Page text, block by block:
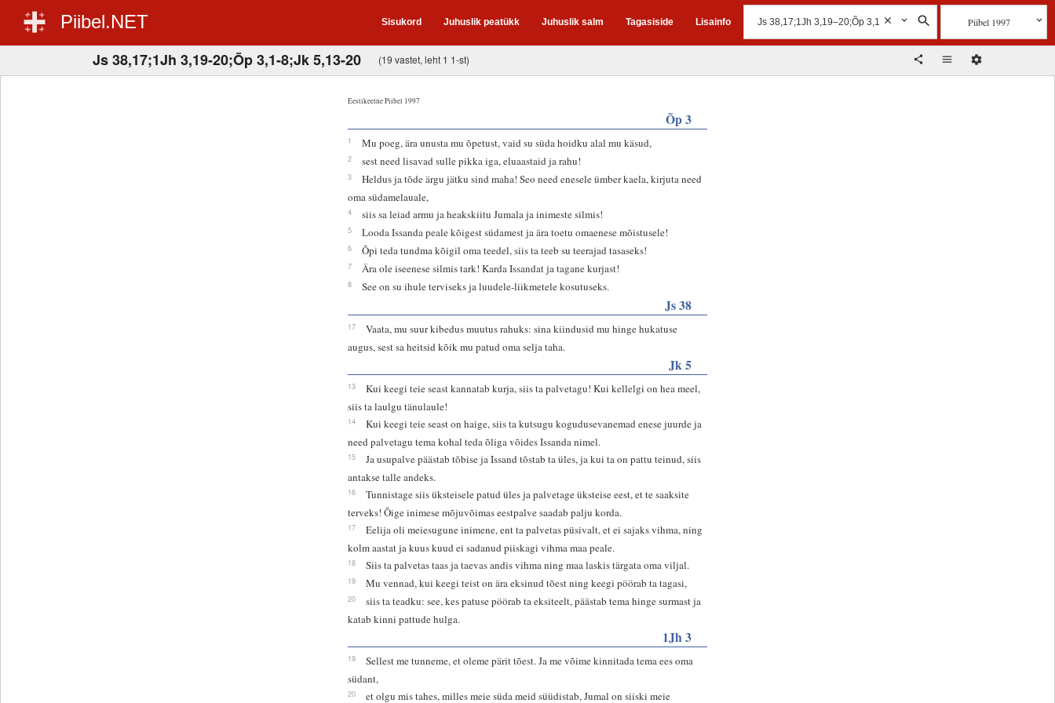
Piibel.NET Sisukord Juhuslik peatükk Juhuslik salm Tagasiside Lisainfo Piibel 1997
Js 38,17;1Jh 3,19-20;Õp 3,1-8;Jk 5,13-20 (19 vastet, leht 1 1-st)
Eestikeelne Piibel 1997
Õp 3
1 Mu poeg, ära unusta mu õpetust, vaid su süda hoidku alal mu käsud,
2 sest need lisavad sulle pikka iga, eluaastaid ja rahu!
3
Heldus ja tõde ärgu jätku sind maha! Seo need enesele ümber kaela, kirjuta need
oma südamelauale,
4 siis sa leiad armu ja heakskiitu Jumala ja inimeste silmis!
5 Looda Issanda peale kõigest südamest ja ära toetu omaenese mõistusele!
6 Õpi teda tundma kõigil oma teedel, siis ta teeb su teerajad tasaseks!
7 Ära ole iseenese silmis tark! Karda Issandat ja tagane kurjast!
8 See on su ihule terviseks ja luudele-liikmetele kosutuseks.
Js 38
17
Vaata, mu suur kibedus muutus rahuks: sina kiindusid mu hinge hukatuse
augus, sest sa heitsid kõik mu patud oma selja taha.
Jk 5
13
Kui keegi teie seast kannatab kurja, siis ta palvetagu! Kui kellelgi on hea meel,
siis ta laulgu tänulaule!
14
Kui keegi teie seast on haige, siis ta kutsugu kogudusevanemad enese juurde ja
need palvetagu tema kohal teda õliga võides Issanda nimel.
15
Ja usupalve päästab tõbise ja Issand tõstab ta üles, ja kui ta on pattu teinud, siis
antakse talle andeks.
16
Tunnistage siis üksteisele patud üles ja palvetage üksteise eest, et te saaksite
terveks! Õige inimese mõjuvõimas eestpalve saadab palju korda.
17
Eelija oli meiesugune inimene, ent ta palvetas püsivalt, et ei sajaks vihma, ning
kolm aastat ja kuus kuud ei sadanud piiskagi vihma maa peale.
18 Siis ta palvetas taas ja taevas andis vihma ning maa laskis tärgata oma viljal.
19 Mu vennad, kui keegi teist on ära eksinud tõest ning keegi pöörab ta tagasi,
20
siis ta teadku: see, kes patuse pöörab ta eksiteelt, päästab tema hinge surmast ja
katab kinni pattude hulga.
1Jh 3
19
Sellest me tunneme, et oleme pärit tõest. Ja me võime kinnitada tema ees oma
südant,
20 et olgu mis tahes, milles meie süda meid süüdistab, Jumal on siiski meie